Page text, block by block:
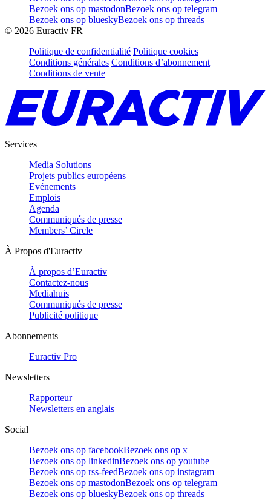
Bezoek ons op mastodonBezoek ons op telegram
Bezoek ons op blueskyBezoek ons op threads
© 2026 Euractiv FR
Politique de confidentialité Politique cookies
Conditions générales Conditions d’abonnement
Conditions de vente
Services
Media Solutions
Projets publics européens
Evénements
Emplois
Agenda
Communiqués de presse
Members’ Circle
À Propos d'Euractiv
À propos d’Euractiv
Contactez-nous
Mediahuis
Communiqués de presse
Publicité politique
Abonnements
Euractiv Pro
Newsletters
Rapporteur
Newsletters en anglais
Social
Bezoek ons op facebookBezoek ons op x
Bezoek ons op linkedinBezoek ons op youtube
Bezoek ons op rss-feedBezoek ons op instagram
Bezoek ons op mastodonBezoek ons op telegram
Bezoek ons op blueskyBezoek ons op threads